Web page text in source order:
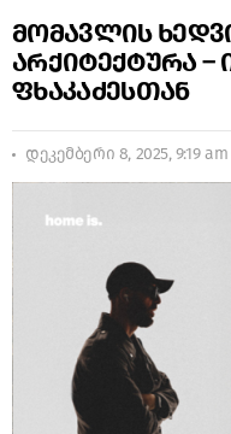
მომავლის
არქიტექტურა –
ფხაკაძესთან
დეკემბერი 8, 2025, 9:19 am